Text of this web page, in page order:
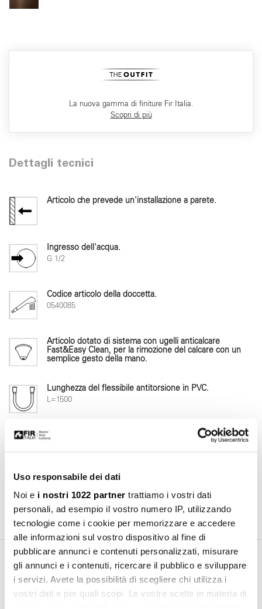
Uso responsabile dei dati
Noi e i nostri 1022 partner trattiamo i vostri dati
personali, ad esempio il vostro numero IP, utilizzando
tecnologie come i cookie per memorizzare e accedere
alle informazioni sul vostro dispositivo al fine di
pubblicare annunci e contenuti personalizzati, misurare
gli annunci e i contenuti, ricercare il pubblico e sviluppare
i servizi. Avete la possibilità di scegliere chi utilizza i
vostri dati e per quali scopi. Le vostre scelte in materia di
La nuova gamma di finiture Fir Italia.
Scopri di più
Dettagli tecnici
Articolo che prevede un'installazione a parete.
Ingresso dell'acqua.
G 1/2
Codice articolo della doccetta.
0540085
Articolo dotato di sistema con ugelli anticalcare
Fast&Easy Clean, per la rimozione del calcare con un
semplice gesto della mano.
Lunghezza del flessibile antitorsione in PVC.
L=1500
Articolo dotato di sistema di regolazione precisa e
Supporto doccia con copertura interna antigraffio.
Area Download